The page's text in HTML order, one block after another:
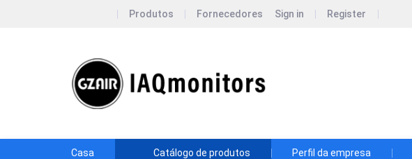
Produtos Fornecedores Sign in Register
Casa Catálogo de produtos Perfil da empresa